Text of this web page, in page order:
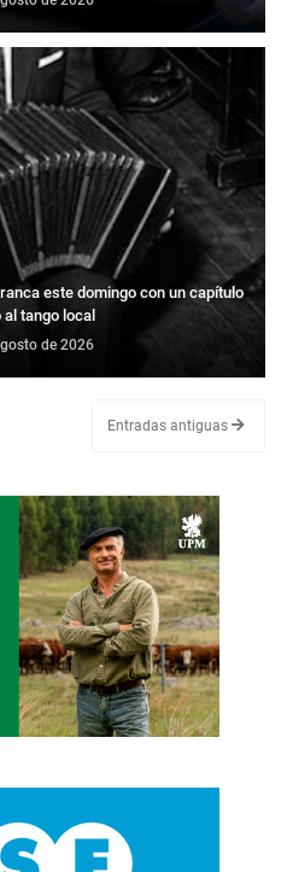
este domingo con un capítulo
tango local
de 2026
Entradas antiguas